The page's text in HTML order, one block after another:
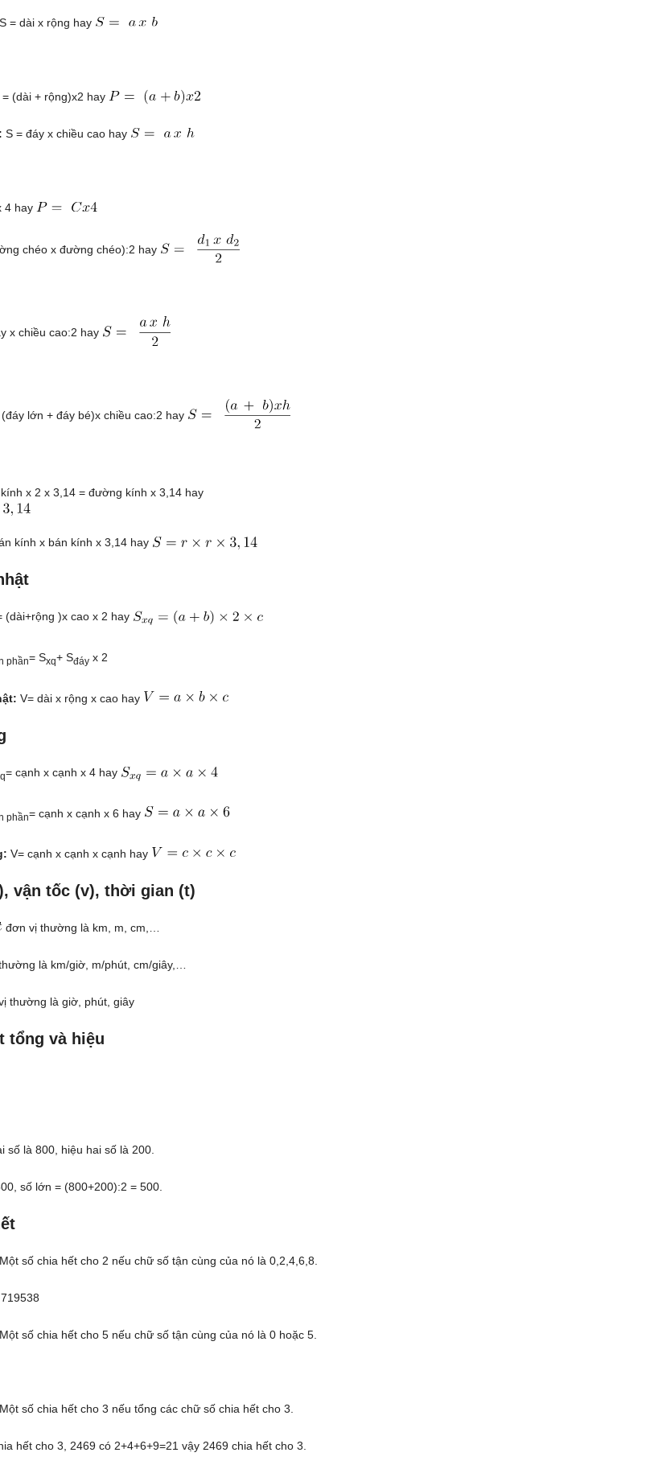
S = dài x rộng hay
= (dài + rộng)x2 hay
S = đáy x chiều cao hay
4 hay
chéo x đường chéo):2 hay
x chiều cao:2 hay
lớn + đáy bé)x chiều cao:2 hay
x 2 x 3,14 = đường kính x 3,14 hay
kính x bán kính x 3,14 hay
(dài+rộng )x cao x 2 hay
phần= Sxq+ Sđáy x 2
V= dài x rộng x cao hay
= cạnh x cạnh x 4 hay
phần= cạnh x cạnh x 6 hay
V= cạnh x cạnh x cạnh hay
vận tốc (v), thời gian (t)
đơn vị thường là km, m, cm,…
là km/giờ, m/phút, cm/giây,…
thường là giờ, phút, giây
tổng và hiệu
số là 800, hiệu hai số là 200.
số lớn = (800+200):2 = 500.
Một số chia hết cho 2 nếu chữ số tận cùng của nó là 0,2,4,6,8.
Một số chia hết cho 5 nếu chữ số tận cùng của nó là 0 hoặc 5.
Một số chia hết cho 3 nếu tổng các chữ số chia hết cho 3.
hết cho 3, 2469 có 2+4+6+9=21 vậy 2469 chia hết cho 3.